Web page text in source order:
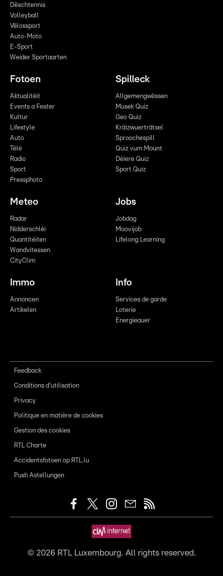
Dëschtennis
Volleyball
Vëlossport
Auto-Moto
E-Sport
Weider Sportaarten
Fotoen
Aktualitéit
Events a Fester
Kultur
Lifestyle
Auto
Télé
Radio
Sport
Pressphoto
Spilleck
Allgemengwëssen
Musek Quiz
Geo Quiz
Kräizwuerträtsel
Sproochespill
Quiz vum Mount
Déiere Quiz
Sport Quiz
Meteo
Radar
Nidderschléi
Quantitéiten
Wandvitessen
CityClim
Jobs
Jobdag
Moovijob
Lifelong Learning
Immo
Annoncen
Artikelen
Info
Services de garde
Loterie
Energieauer
Feedback
Conditions d'utilisation
Privacy
Politique en matière de cookies
Gestion des cookies
RTL Charte
Accidentsfotoen op RTL.lu
Push Astellungen
© 2026RTL Luxembourg. All rights reserved.